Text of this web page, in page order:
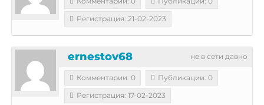
Регистрация: 21-02-2023
не в сети давно
ernestov68
Комментарии: 0
Публикации: 0
Регистрация: 17-02-2023